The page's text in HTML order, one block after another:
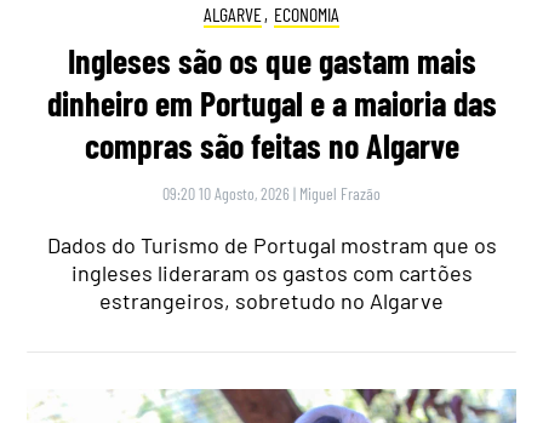
ALGARVE, ECONOMIA
Ingleses são os que gastam mais
dinheiro em Portugal e a maioria das
compras são feitas no Algarve
09:20 10 Agosto, 2026 | Miguel Frazão
Dados do Turismo de Portugal mostram que os
ingleses lideraram os gastos com cartões
estrangeiros, sobretudo no Algarve